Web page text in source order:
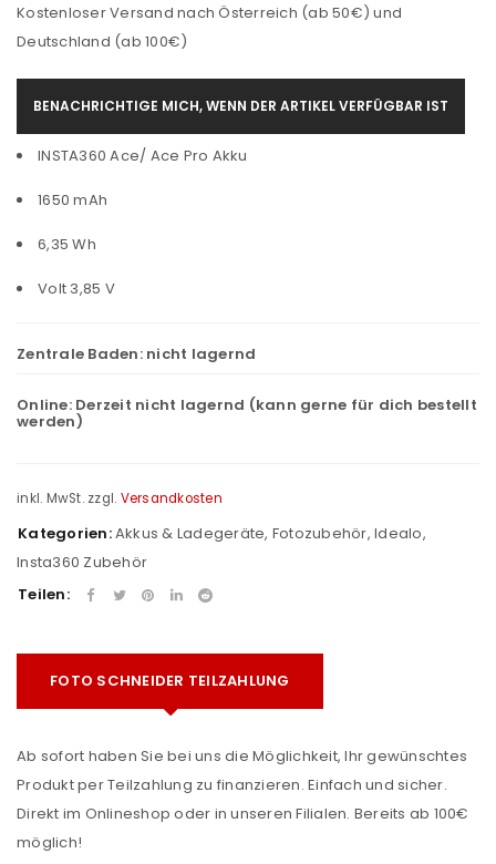
Kostenloser Versand nach Österreich (ab 50€) und
Deutschland (ab 100€)
BENACHRICHTIGE MICH, WENN DER ARTIKEL VERFÜGBAR IST
INSTA360 Ace/ Ace Pro Akku
1650 mAh
6,35 Wh
Volt 3,85 V
Zentrale Baden: nicht lagernd
Online: Derzeit nicht lagernd (kann gerne für dich bestellt
werden)
inkl. MwSt. zzgl. Versandkosten
Kategorien:Akkus & Ladegeräte, Fotozubehör, Idealo,
Insta360 Zubehör
Teilen:
FOTO SCHNEIDER TEILZAHLUNG
Ab sofort haben Sie bei uns die Möglichkeit, Ihr gewünschtes
Produkt per Teilzahlung zu finanzieren. Einfach und sicher.
Direkt im Onlineshop oder in unseren Filialen. Bereits ab 100€
möglich!